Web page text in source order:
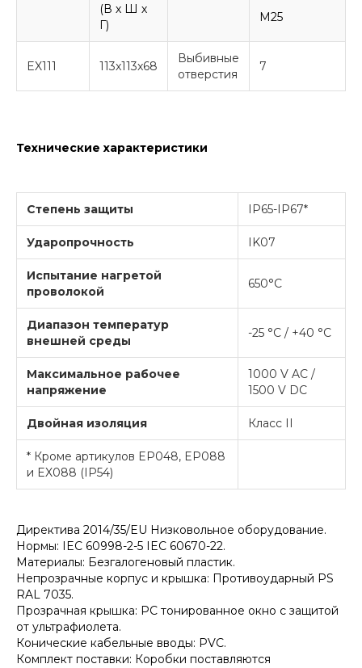
(В х Ш х
Г)
M25
EX111 113x113x68
Выбивные
отверстия
7
Технические характеристики
Степень защиты IP65-IP67*
Ударопрочность IK07
Испытание нагретой
проволокой
650°C
Диапазон температур
внешней среды
-25 °C / +40 °C
Максимальное рабочее
напряжение
1000 V AC /
1500 V DC
Двойная изоляция Класс II
* Кроме артикулов EP048, EP088
и EX088 (IP54)
Директива 2014/35/EU Низковольное оборудование.
Нормы: IEC 60998-2-5 IEC 60670-22.
Материалы: Безгалогеновый пластик.
Непрозрачные корпус и крышка: Противоударный PS
RAL 7035.
Прозрачная крышка: PC тонированное окно с защитой
от ультрафиолета.
Конические кабельные вводы: PVC.
Комплект поставки: Коробки поставляются